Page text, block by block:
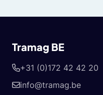
Tramag BE
+31 (0)172 42 42 20
info@tramag.be